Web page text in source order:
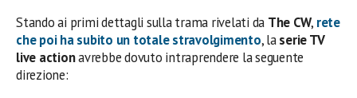
Stando ai primi dettagli sulla trama rivelati da The CW, rete
che poi ha subito un totale stravolgimento, laserie TV
live actionavrebbe dovuto intraprendere la seguente
direzione: